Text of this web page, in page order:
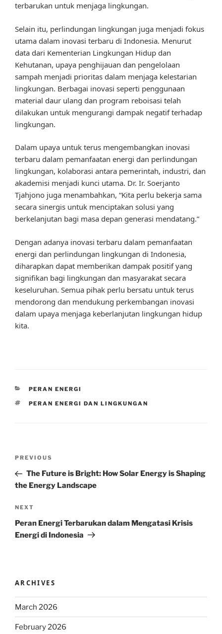
terbarukan untuk menjaga lingkungan.
Selain itu, perlindungan lingkungan juga menjadi fokus
utama dalam inovasi terbaru di Indonesia. Menurut
data dari Kementerian Lingkungan Hidup dan
Kehutanan, upaya penghijauan dan pengelolaan
sampah menjadi prioritas dalam menjaga kelestarian
lingkungan. Berbagai inovasi seperti penggunaan
material daur ulang dan program reboisasi telah
dilakukan untuk mengurangi dampak negatif terhadap
lingkungan.
Dalam upaya untuk terus mengembangkan inovasi
terbaru dalam pemanfaatan energi dan perlindungan
lingkungan, kolaborasi antara pemerintah, industri, dan
akademisi menjadi kunci utama. Dr. Ir. Soerjanto
Tjahjono juga menambahkan, “Kita perlu bekerja sama
secara sinergis untuk menciptakan solusi yang
berkelanjutan bagi masa depan generasi mendatang.”
Dengan adanya inovasi terbaru dalam pemanfaatan
energi dan perlindungan lingkungan di Indonesia,
diharapkan dapat memberikan dampak positif yang
signifikan bagi lingkungan dan masyarakat secara
keseluruhan. Semua pihak perlu bersatu untuk terus
mendorong dan mendukung perkembangan inovasi
dalam upaya menjaga keberlanjutan lingkungan hidup
kita.
CATEGORIES
PERAN ENERGI
TAGS
PERAN ENERGI DAN LINGKUNGAN
Previous
Post
PREVIOUS
The Future is Bright: How Solar Energy is Shaping
the Energy Landscape
Next
Post
NEXT
Peran Energi Terbarukan dalam Mengatasi Krisis
Energi di Indonesia
ARCHIVES
March 2026
February 2026